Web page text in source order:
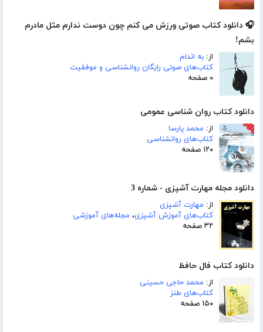
🎧 دانلود کتاب صوتی ورزش می کنم چون دوست ندارم مثل مادرم
بشم!
از: به اندام
کتاب‌های صوتی رایگان روانشناسی و موفقیت
۰ صفحه
دانلود کتاب روان شناسی عمومی
از: محمد پارسا
کتاب‌های روانشناسی
۱۲۰ صفحه
دانلود مجله مهارت آشپزی - شماره 3
از: مهارت آشپزی
کتاب‌های آموزش آشپزی، مجله‌های آموزشی
۳۲ صفحه
دانلود کتاب فال حافظ
از: محمد حاجی حسینی
کتاب‌های طنز
۱۵۰ صفحه